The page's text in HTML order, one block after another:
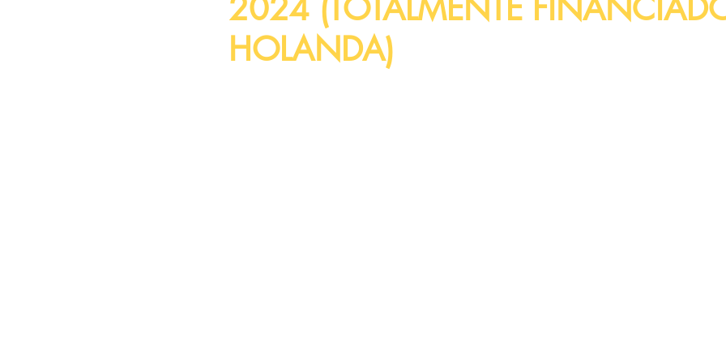
2024 (TOTALMENTE
HOLANDA)